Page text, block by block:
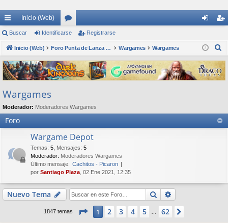
nl
ac
es
rá
pi
do
s
Inicio (Web)
or
os nti
fic
ar
ist
ra
rs
Buscar Identificarse Registrarse
Inicio (Web) Foro Punta de Lanza Wargames Wargames Wargames
s
c
Wargames
Moderador: Moderadores Wargames
Foro
Wargame Depot
Temas: 5 Mensajes: 5
Moderador: Moderadores Wargames
Último mensaje: Cachitos - Picaron
por Santiago Plaza , 02 Ene 2021, 12:35
Nuevo Tema Buscar
1847 temas Página de 62
1 2 3 4 5 62